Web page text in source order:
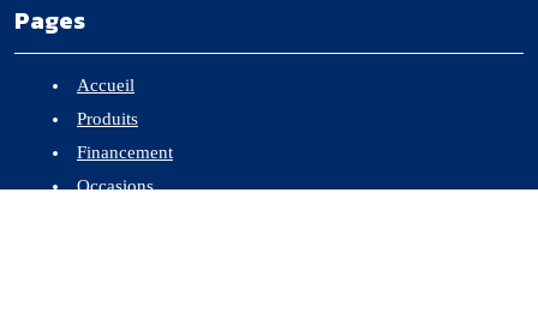
Pages
Accueil
Produits
Financement
Occasions